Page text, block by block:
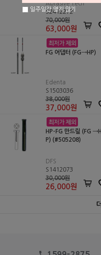
Abrasive Tech
S2412272
70,000원
63,000원
FG 어댑터 (FG→HP)
Edenta
S1503036
38,000원
37,000원
HP-FG 만드릴 (FG →H
P) (#505208)
DFS
S1412073
30,000원
26,000원
일주일간 열지 않기